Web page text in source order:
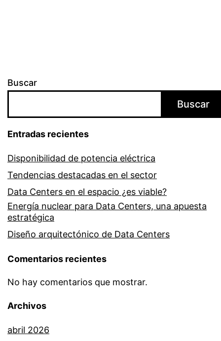
Buscar
Buscar
Entradas recientes
Disponibilidad de potencia eléctrica
Tendencias destacadas en el sector
Data Centers en el espacio ¿es viable?
Energía nuclear para Data Centers, una apuesta
estratégica
Diseño arquitectónico de Data Centers
Comentarios recientes
No hay comentarios que mostrar.
Archivos
abril 2026